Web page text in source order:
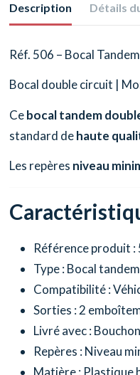
Description Détails
Réf. 506 – Bocal
Bocal double circuit |
Cebocal tandem
standard dehaute
Les repères niveau
Référence produit :
Type : Bocal
Compatibilité :
Sorties : 2
Livré avec : Bouchon
Repères : Niveau
Matière : Plastique